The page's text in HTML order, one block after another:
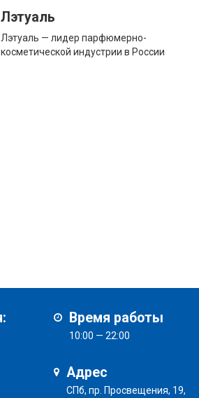
Лэтуаль
Лэтуаль — лидер парфюмерно-
косметической индустрии в России
Время работы
10:00 — 22:00
Адрес
СПб, пр. Просвещения, 19,